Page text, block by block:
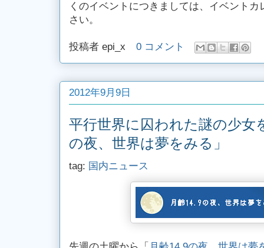
くのイベントにつきましては、イベント
さい。
投稿者 epi_x 0 コメント
2012年9月9日
平行世界に囚われた謎の少女
の夜、世界は夢をみる」
tag: 国内ニュース